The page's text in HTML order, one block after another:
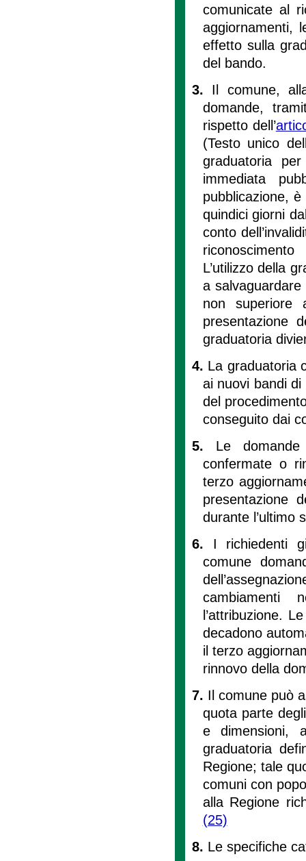
comunicate al
aggiornamenti,
effetto sulla
del bando.
3. Il comune,
domande,
rispetto dell’
(Testo unico
graduatoria
immediata
pubblicazione,
quindici giorni
conto
L’utilizzo della
a
non
presentazione
graduatoria
4. La graduatoria
ai nuovi bandi
del
conseguito dai
5. Le
confermate o
terzo
presentazione
durante l’ultimo
6. I richiedenti
comune
cambiamenti
l’attribuzione.
decadono
il terzo
rinnovo della
7. Il comune può
quota parte
e dimensioni,
graduatoria
Regione; tale
comuni con
alla Regione
(25)
8. Le specifiche